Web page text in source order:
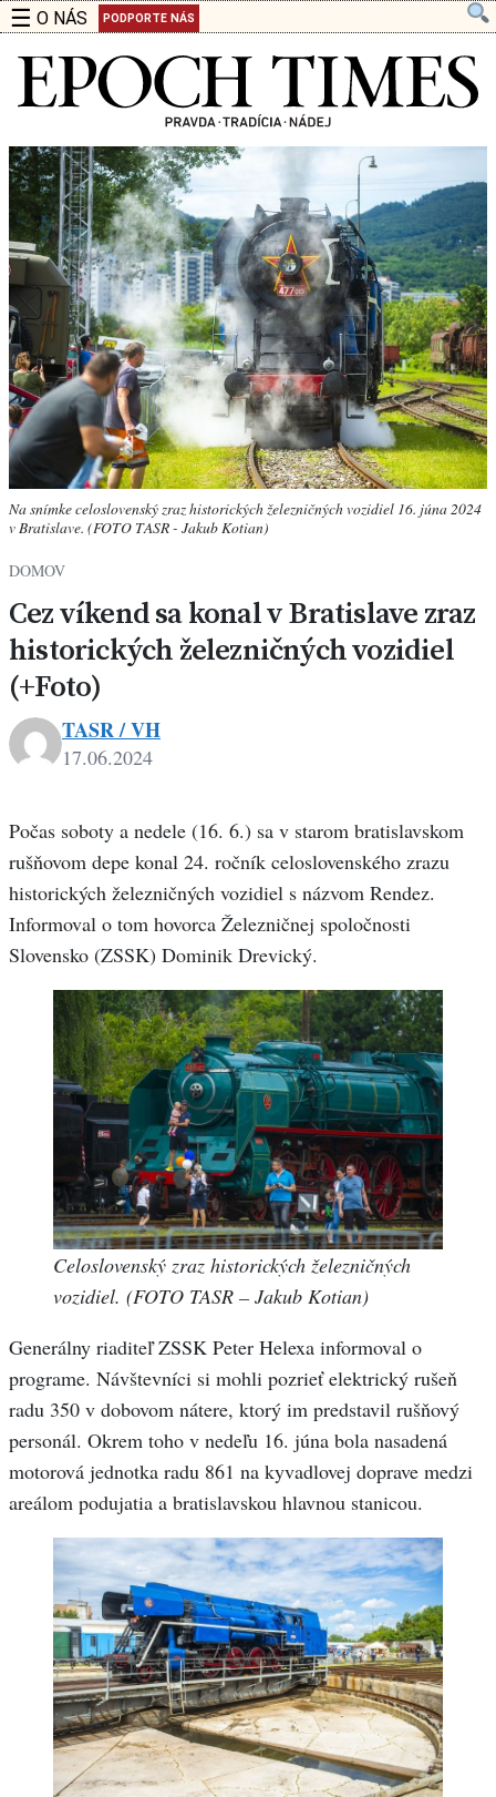
☰ O NÁS PODPORTE NÁS
Na snímke celoslovenský zraz historických železničných vozidiel 16. júna 2024
v Bratislave. (FOTO TASR - Jakub Kotian)
DOMOV
Cez víkend sa konal v Bratislave zraz
historických železničných vozidiel
(+Foto)
TASR / VH
17.06.2024
Počas soboty a nedele (16. 6.) sa v starom bratislavskom
rušňovom depe konal 24. ročník celoslovenského zrazu
historických železničných vozidiel s názvom Rendez.
Informoval o tom hovorca Železničnej spoločnosti
Slovensko (ZSSK) Dominik Drevický.
Celoslovenský zraz historických železničných
vozidiel. (FOTO TASR – Jakub Kotian)
Generálny riaditeľ ZSSK Peter Helexa informoval o
programe. Návštevníci si mohli pozrieť elektrický rušeň
radu 350 v dobovom nátere, ktorý im predstavil rušňový
personál. Okrem toho v nedeľu 16. júna bola nasadená
motorová jednotka radu 861 na kyvadlovej doprave medzi
areálom podujatia a bratislavskou hlavnou stanicou.